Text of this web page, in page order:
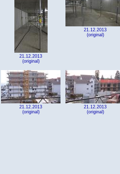
21.12.2013
(original)
21.12.2013
(original)
21.12.2013
(original)
21.12.2013
(original)